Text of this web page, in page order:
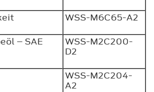
WSS-M6C65-A2
– SAE
WSS-M2C200-
D2
WSS-M2C204-
A2